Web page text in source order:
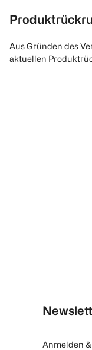
Aus Gründen des
aktuellen
Anmelden